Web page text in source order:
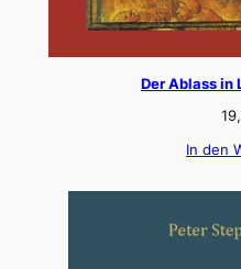
Der Ablass in
In den